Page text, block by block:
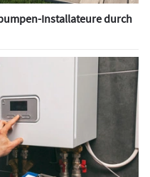
Installateure durch